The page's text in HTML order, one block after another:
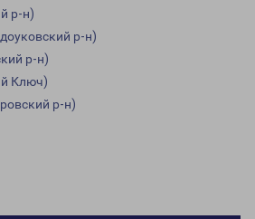
р-н)
р-н)
р-н)
Ключ)
р-н)